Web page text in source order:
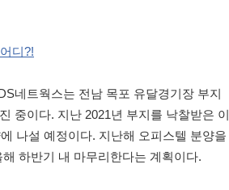
디?!
네트웍스는 전남 목포 유달경기장 부지
중이다. 지난 2021년 부지를 낙찰받은 이
나설 예정이다. 지난해 오피스텔 분양을
하반기 내 마무리한다는 계획이다.